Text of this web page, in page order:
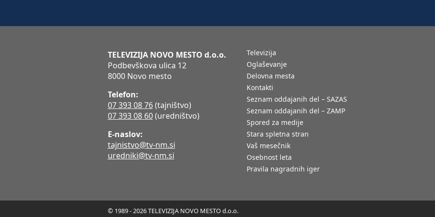
TELEVIZIJA NOVO MESTO d.o.o.
Podbevškova ulica 12
8000 Novo mesto
Telefon:
07 393 08 76(tajništvo)
07 393 08 60(uredništvo)
E-naslov:
tajnistvo@tv-nm.si
uredniki@tv-nm.si
Televizija
Oglaševanje
Delovna mesta
Kontakti
Seznam oddajanih del – SAZAS
Seznam oddajanih del – ZAMP
Spored za medije
Stara spletna stran
Vaš mesečnik
Osebnost leta
Pravila nagradnih iger
© 1989 - 2026 TELEVIZIJA NOVO MESTO d.o.o.